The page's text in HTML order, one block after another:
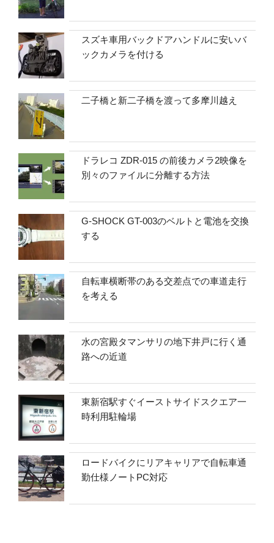
スズキ車用バックドアハンドルに安いバ
ックカメラを付ける
二子橋と新二子橋を渡って多摩川越え
ドラレコ ZDR-015 の前後カメラ2映像を
別々のファイルに分離する方法
G-SHOCK GT-003のベルトと電池を交換
する
自転車横断帯のある交差点での車道走行
を考える
水の宮殿タマンサリの地下井戸に行く通
路への近道
東新宿駅すぐイーストサイドスクエア一
時利用駐輪場
ロードバイクにリアキャリアで自転車通
勤仕様ノートPC対応